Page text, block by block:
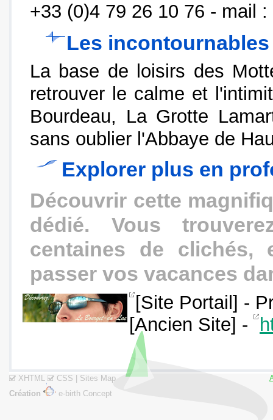
+33 (0)4 79 26 10 76 - mail
Les incontournables
La base de loisirs des
retrouver le calme et
Bourdeau, La Grotte
sans oublier l'Abbaye de
Explorer plus en
Découvrir cette
dédié. Vous
centaines de
passer vos vacances
[Site Portail] -
[Ancien Site] -
XHTML CSS
Sites Map
Création
e-birth Concept